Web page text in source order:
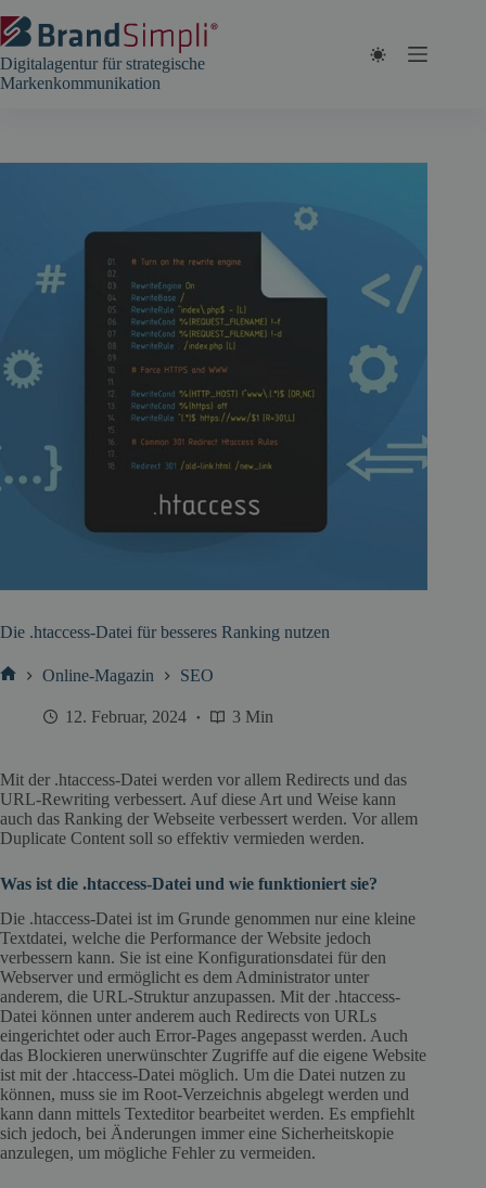
Inhalt
springen
Digitalagentur für strategische
Markenkommunikation
Die .htaccess-Datei für besseres Ranking nutzen
Online-Magazin SEO
12. Februar, 2024 3 Min
Mit der .htaccess-Datei werden vor allem Redirects und das
URL-Rewriting verbessert. Auf diese Art und Weise kann
auch das Ranking der Webseite verbessert werden. Vor allem
Duplicate Content soll so effektiv vermieden werden.
Was ist die .htaccess-Datei und wie funktioniert sie?
Die .htaccess-Datei ist im Grunde genommen nur eine kleine
Textdatei, welche die Performance der Website jedoch
verbessern kann. Sie ist eine Konfigurationsdatei für den
Webserver und ermöglicht es dem Administrator unter
anderem, die URL-Struktur anzupassen. Mit der .htaccess-
Datei können unter anderem auch Redirects von URLs
eingerichtet oder auch Error-Pages angepasst werden. Auch
das Blockieren unerwünschter Zugriffe auf die eigene Website
ist mit der .htaccess-Datei möglich. Um die Datei nutzen zu
können, muss sie im Root-Verzeichnis abgelegt werden und
kann dann mittels Texteditor bearbeitet werden. Es empfiehlt
sich jedoch, bei Änderungen immer eine Sicherheitskopie
anzulegen, um mögliche Fehler zu vermeiden.